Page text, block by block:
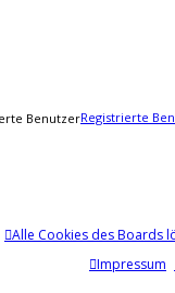
Registrierte
Alle Cookies des Boards
Impressum